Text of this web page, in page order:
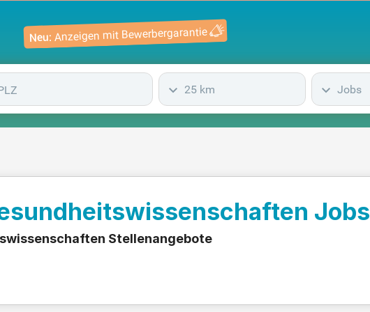
Neu: Anzeigen mit Bewerbergarantie
25 km Jobs
Jobs
Stellenangebote